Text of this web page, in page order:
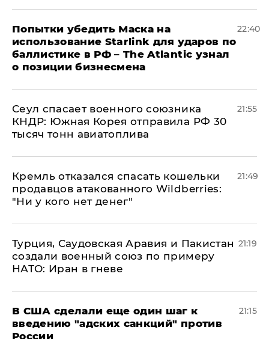
Попытки убедить Маска на
использование Starlink для ударов по
баллистике в РФ – The Atlantic узнал
о позиции бизнесмена
22:40
​Сеул спасает военного союзника
КНДР: Южная Корея отправила РФ 30
тысяч тонн авиатоплива
21:55
Кремль отказался спасать кошельки
продавцов атакованного Wildberries:
"Ни у кого нет денег"
21:49
Турция, Саудовская Аравия и Пакистан
создали военный союз по примеру
НАТО: Иран в гневе
21:19
В США сделали еще один шаг к
введению "адских санкций" против
России
21:15